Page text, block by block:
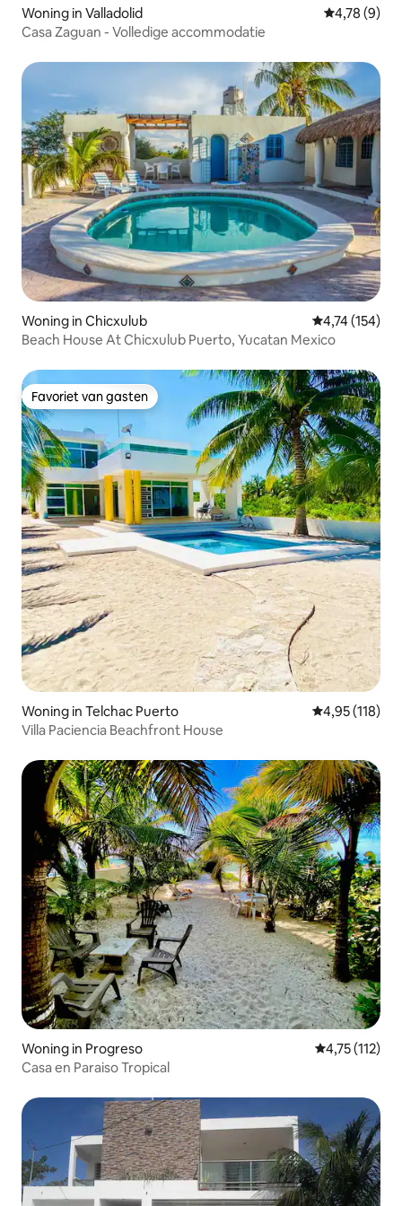
Woning in Valladolid
4,78 (9)
Casa Zaguan - Volledige accommodatie
Woning in Chicxulub Gemiddelde
4,74 (154)
Beach House At Chicxulub Puerto, Yucatan Mexico
Favoriet van gasten
Favoriet van gasten
Woning in Telchac Puerto Gemiddelde
4,95 (118)
Villa Paciencia Beachfront House
Woning in Progreso Gemiddelde
4,75 (112)
Casa en Paraiso Tropical